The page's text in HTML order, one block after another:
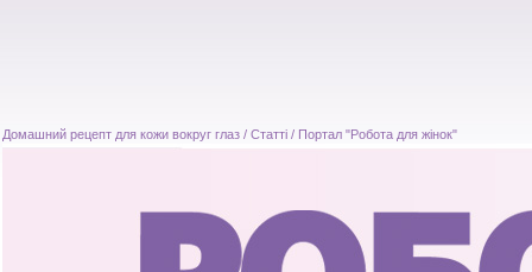
Домашний рецепт для кожи вокруг глаз / Статті / Портал "Робота для жінок"